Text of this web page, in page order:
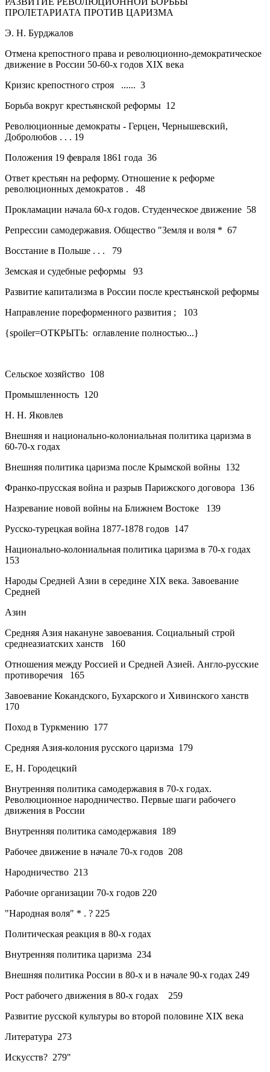
ПРОЛЕТАРИАТА ПРОТИВ ЦАРИЗМА
Э. Н. Бурджалов
Отмена крепостного права и революционно-демократическое
движение в России 50-60-х годов XIX века
Кризис крепостного строя
...... 3
Борьба вокруг крестьянской реформы 12
Революционные демократы - Герцен, Чернышевский,
Добролюбов . . . 19
Положения 19 февраля 1861 года 36
Ответ крестьян на реформу. Отношение к реформе
революционных демократов .
48
Прокламации начала 60-х годов. Студенческое движение 58
Репрессии самодержавия. Общество "Земля и воля * 67
Восстание в Польше . . .
79
Земская и судебные реформы
93
Развитие капитализма в России после крестьянской реформы
Направление пореформенного развития ;
103
{spoiler=ОТКРЫТЬ: оглавление полностью...}
Сельское хозяйство 108
Промышленность 120
Н. Н. Яковлев
Внешняя и национально-колониальная политика царизма в
60-70-х годах
Внешняя политика царизма после Крымской войны 132
Франко-прусская война и разрыв Парижского договора 136
Назревание новой войны на Ближнем Востоке
139
Русско-турецкая война 1877-1878 годов 147
Национально-колониальная политика царизма в 70-х годах
153
Народы Средней Азии в середине XIX века. Завоевание
Средней
Азин
Средняя Азия накануне завоевания. Социальный строй
среднеазиатских ханств
160
Отношения между Россией и Средней Азией. Англо-русские
противоречия
165
Завоевание Кокандского, Бухарского и Хивинского ханств
170
Поход в Туркмению 177
Средняя Азия-колония русского царизма 179
Е, Н. Городецкий
Внутренняя политика самодержавия в 70-х годах.
Революционное народничество. Первые шаги рабочего
движения в России
Внутренняя политика самодержавия 189
Рабочее движение в начале 70-х годов 208
Народничество 213
Рабочие организации 70-х годов 220
"Народная воля" * . ? 225
Политическая реакция в 80-х годах
Внутренняя политика царизма 234
Внешняя политика России в 80-х и в начале 90-х годах 249
Рост рабочего движения в 80-х годах
259
Развитие русской культуры во второй половине XIX века
Литература 273
Искусств? 279"